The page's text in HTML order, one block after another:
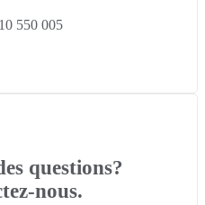
550 005
questions?
nous.